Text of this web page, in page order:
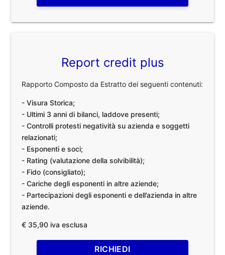
Report credit plus
Rapporto Composto da Estratto dei seguenti contenuti:
- Visura Storica;
- Ultimi 3 anni di bilanci, laddove presenti;
- Controlli protesti negatività su azienda e soggetti
relazionati;
- Esponenti e soci;
- Rating (valutazione della solvibilità);
- Fido (consigliato);
- Cariche degli esponenti in altre aziende;
- Partecipazioni degli esponenti e dell’azienda in altre
aziende.
€ 35,90 iva esclusa
RICHIEDI